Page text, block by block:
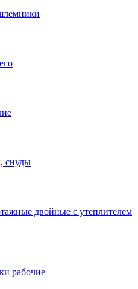
снуды
двойные с утеплителем
рабочие